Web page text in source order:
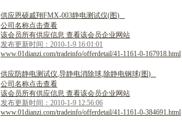
供应恩硕戚翔FMX-003静电测试仪(图)
公司名称点击查看
该会员所有供应信息 查看该会员企业网站
发布更新时间：2010-1-9 16:01:01
www.01dianzi.com/tradeinfo/offerdetail/41-1161-0-167918.html
供应防静电测试仪,导静电消除球,除静电钢球(图)
公司名称点击查看
该会员所有供应信息 查看该会员企业网站
发布更新时间：2010-1-9 12:56:06
www.01dianzi.com/tradeinfo/offerdetail/41-1161-0-384691.html